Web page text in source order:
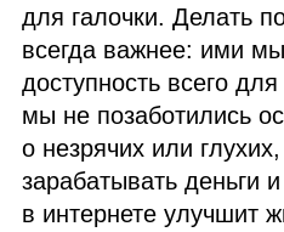
для галочки. Делать
всегда важнее: ими
доступность всего
мы не позаботились
о незрячих или
зарабатывать деньги
в интернете улучшит